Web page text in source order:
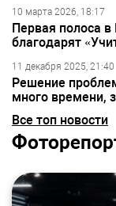
10 марта 2026, 18:17
Первая полоса в
благодарят
11 декабря 2025, 21:40
Решение
много времени,
Все топ новости